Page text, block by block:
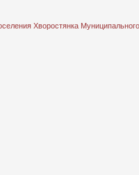
Хворостянка